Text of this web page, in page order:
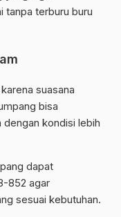
tanpa terburu buru
suasana
bisa
dengan kondisi lebih
dapat
852 agar
sesuai kebutuhan.